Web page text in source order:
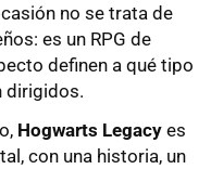
no se trata de
es un RPG de
definen a qué tipo
dirigidos.
Hogwarts Legacy es
con una historia, un